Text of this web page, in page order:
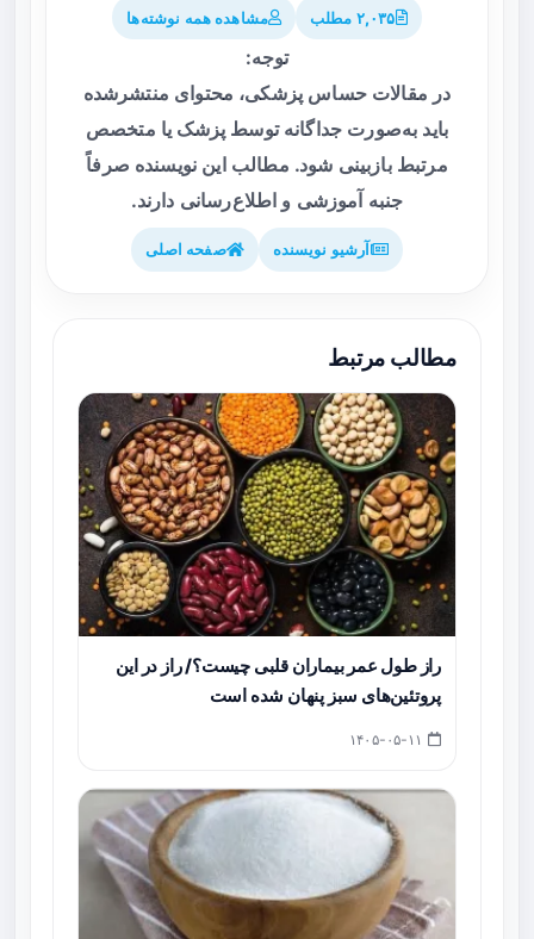
۲,۰۳۵ مطلب مشاهده همه نوشته‌ها
توجه:
در مقالات حساس پزشکی، محتوای منتشرشده
باید به‌صورت جداگانه توسط پزشک یا متخصص
مرتبط بازبینی شود. مطالب این نویسنده صرفاً
جنبه آموزشی و اطلاع‌رسانی دارند.
آرشیو نویسنده صفحه اصلی
مطالب مرتبط
راز طول عمر بیماران قلبی چیست؟/ راز در این
پروتئین‌های سبز پنهان شده است